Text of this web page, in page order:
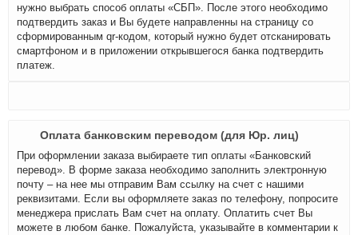
нужно выбрать способ оплаты «СБП». После этого необходимо
подтвердить заказ и Вы будете направленны на страницу со
сформированным qr-кодом, который нужно будет отсканировать
смартфоном и в приложении открывшегося банка подтвердить
платеж.
Оплата банковским переводом (для Юр. лиц)
При оформлении заказа выбираете тип оплаты «Банковский
перевод». В форме заказа необходимо заполнить электронную
почту – на нее мы отправим Вам ссылку на счет с нашими
реквизитами. Если вы оформляете заказ по телефону, попросите
менеджера прислать Вам счет на оплату. Оплатить счет Вы
можете в любом банке. Пожалуйста, указывайте в комментарии к